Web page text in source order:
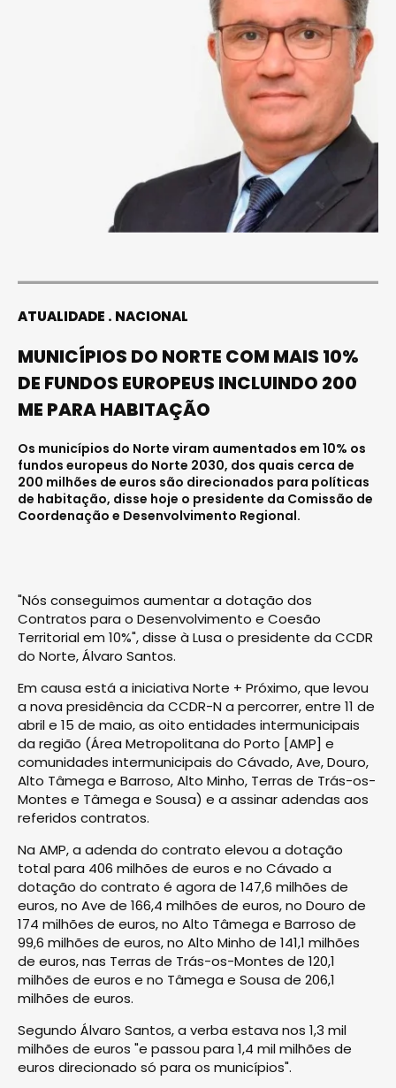
ATUALIDADE NACIONAL
MUNICÍPIOS DO NORTE COM MAIS 10%
DE FUNDOS EUROPEUS INCLUINDO 200
ME PARA HABITAÇÃO
Os municípios do Norte viram aumentados em 10% os
fundos europeus do Norte 2030, dos quais cerca de
200 milhões de euros são direcionados para políticas
de habitação, disse hoje o presidente da Comissão de
Coordenação e Desenvolvimento Regional.
"Nós conseguimos aumentar a dotação dos
Contratos para o Desenvolvimento e Coesão
Territorial em 10%", disse à Lusa o presidente da CCDR
do Norte, Álvaro Santos.
Em causa está a iniciativa Norte + Próximo, que levou
a nova presidência da CCDR-N a percorrer, entre 11 de
abril e 15 de maio, as oito entidades intermunicipais
da região (Área Metropolitana do Porto [AMP] e
comunidades intermunicipais do Cávado, Ave, Douro,
Alto Tâmega e Barroso, Alto Minho, Terras de Trás-os-
Montes e Tâmega e Sousa) e a assinar adendas aos
referidos contratos.
Na AMP, a adenda do contrato elevou a dotação
total para 406 milhões de euros e no Cávado a
dotação do contrato é agora de 147,6 milhões de
euros, no Ave de 166,4 milhões de euros, no Douro de
174 milhões de euros, no Alto Tâmega e Barroso de
99,6 milhões de euros, no Alto Minho de 141,1 milhões
de euros, nas Terras de Trás-os-Montes de 120,1
milhões de euros e no Tâmega e Sousa de 206,1
milhões de euros.
Segundo Álvaro Santos, a verba estava nos 1,3 mil
milhões de euros "e passou para 1,4 mil milhões de
euros direcionado só para os municípios".